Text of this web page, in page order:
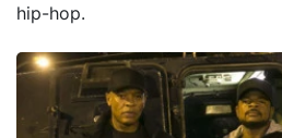
hip-hop.